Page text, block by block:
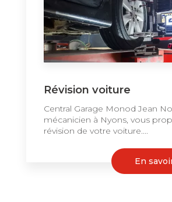
Révision voiture
Central Garage Monod Jean
mécanicien à Nyons, vous
révision de votre voiture....
En